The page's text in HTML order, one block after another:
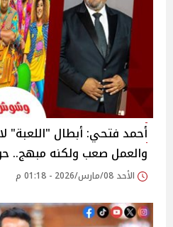
أحمد فتحي: أبطال "اللعبة"
والعمل صعب ولكنه مبهج..
الأحد 08/مارس/2026 - 01:18 م